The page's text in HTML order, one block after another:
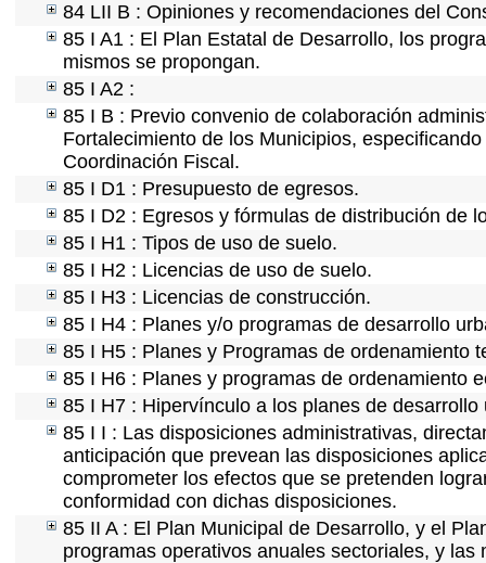
84 LII B : Opiniones y recomendaciones del
85 I A1 : El Plan Estatal de Desarrollo, los
mismos se propongan.
85 I A2 :
85 I B : Previo convenio de colaboración
Fortalecimiento de los Municipios,
Coordinación Fiscal.
85 I D1 : Presupuesto de egresos.
85 I D2 : Egresos y fórmulas de distribución de
85 I H1 : Tipos de uso de suelo.
85 I H2 : Licencias de uso de suelo.
85 I H3 : Licencias de construcción.
85 I H4 : Planes y/o programas de desarrollo
85 I H5 : Planes y Programas de ordenamiento
85 I H6 : Planes y programas de ordenamiento
85 I H7 : Hipervínculo a los planes de desarrollo
85 I I : Las disposiciones administrativas,
anticipación que prevean las disposiciones
comprometer los efectos que se pretenden
conformidad con dichas disposiciones.
85 II A : El Plan Municipal de Desarrollo, y el
programas operativos anuales sectoriales, y